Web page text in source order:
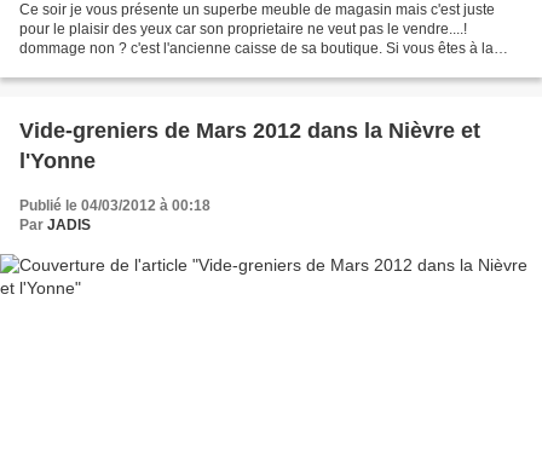
Ce soir je vous présente un superbe meuble de magasin mais c'est juste
pour le plaisir des yeux car son proprietaire ne veut pas le vendre....!
dommage non ? c'est l'ancienne caisse de sa boutique. Si vous êtes à la
Vide-greniers de Mars 2012 dans la Nièvre et
l'Yonne
Publié le 04/03/2012 à 00:18
Par JADIS